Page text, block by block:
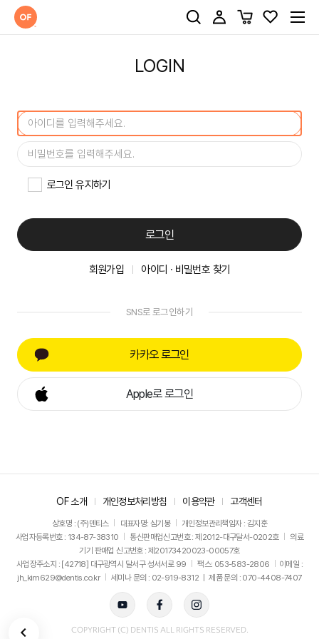
LOGIN
로그인 유지하기
로그인
회원가입 아이디 · 비밀번호 찾기
SNS로 로그인하기
카카오 로그인
Apple로 로그인
OF 소개 개인정보처리방침 이용약관 고객센터
상호명 : (주)덴티스 대표자명: 심기봉
개인정보관리책임자 : 김지훈
사업자등록번호 : 134-87-38310
통신판매업신고번호 : 제2012-대구달서-0202호
의료
기기 판매업 신고번호 : 제20173420023-00057호
사업장주소지 : [42718] 대구광역시 달서구 성서서로 99
팩스: 053-583-2806
이메일 :
jh_kim629@dentis.co.kr
세미나 문의 : 02-919-8312 ㅣ 제품 문의 : 070-4408-7407
COPYRIGHT (C) DENTIS ALL RIGHTS RESERVED.